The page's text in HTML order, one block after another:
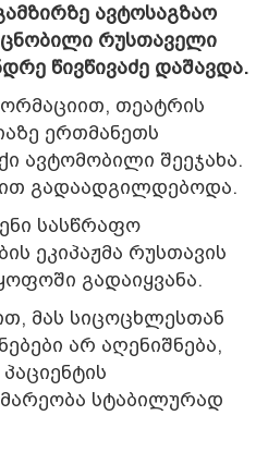
ავტოსაგზაო
ცნობილი რუსთაველი
წივწივაძე დაშავდა.
თეატრის
ერთმანეთს
ავტომობილი შეეჯახა.
გადაადგილდებოდა.
სასწრაფო
ეკიპაჟმა რუსთავის
გადაიყვანა.
მას სიცოცხლესთან
არ აღენიშნება,
სტაბილურად